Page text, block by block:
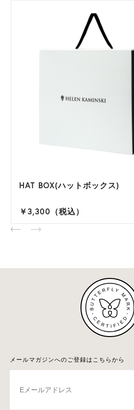
HAT BOX(ハットボックス)
￥3,300（税込）
メールマガジンへのご登録はこちらから